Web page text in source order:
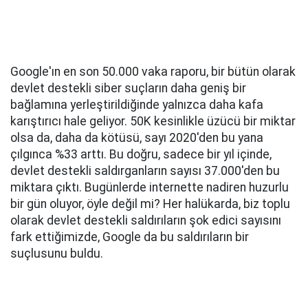
Google'ın en son 50.000 vaka raporu, bir bütün olarak
devlet destekli siber suçların daha geniş bir
bağlamına yerleştirildiğinde yalnızca daha kafa
karıştırıcı hale geliyor. 50K kesinlikle üzücü bir miktar
olsa da, daha da kötüsü, sayı 2020'den bu yana
çılgınca %33 arttı. Bu doğru, sadece bir yıl içinde,
devlet destekli saldırganların sayısı 37.000'den bu
miktara çıktı. Bugünlerde internette nadiren huzurlu
bir gün oluyor, öyle değil mi? Her halükarda, biz toplu
olarak devlet destekli saldırıların şok edici sayısını
fark ettiğimizde, Google da bu saldırıların bir
suçlusunu buldu.